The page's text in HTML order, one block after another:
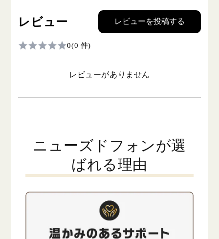
レビュー レビューを投稿する
0(0 件)
レビューがありません
ニューズドフォンが選
ばれる理由